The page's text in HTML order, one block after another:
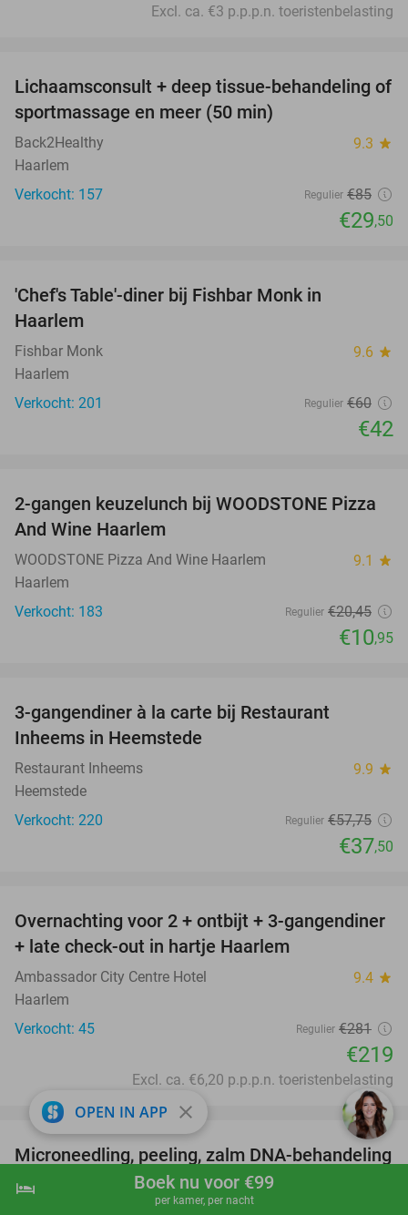
shopping_cart Boek nu
hotel Boek nu voor €99
per kamer, per nacht
Excl. ca. €3 p.p.p.n. toeristenbelasting
65%
Lichaamsconsult + deep tissue-behandeling of
sportmassage en meer (50 min)
Back2Healthy 9.3 star
Haarlem
Verkocht: 157
Regulier €85
€29,50
'Chef's Table'-diner bij Fishbar Monk in
Haarlem
Fishbar Monk 9.6 star
Haarlem
Verkocht: 201
Regulier €60
€42
46%
2-gangen keuzelunch bij WOODSTONE Pizza
And Wine Haarlem
WOODSTONE Pizza And Wine Haarlem 9.1 star
Haarlem
Verkocht: 183
Regulier €20,45
€10,95
3-gangendiner à la carte bij Restaurant
Inheems in Heemstede
Restaurant Inheems 9.9 star
Heemstede
Verkocht: 220
Regulier €57,75
€37,50
22%
Overnachting voor 2 + ontbijt + 3-gangendiner
+ late check-out in hartje Haarlem
Ambassador City Centre Hotel 9.4 star
Haarlem
Verkocht: 45
Regulier €281
€219
Excl. ca. €6,20 p.p.p.n. toeristenbelasting
50%
favorite_border
Microneedling, peeling, zalm DNA-behandeling
of mesotherapie
Nerissa Beauty Haarlem
OPEN IN APP close